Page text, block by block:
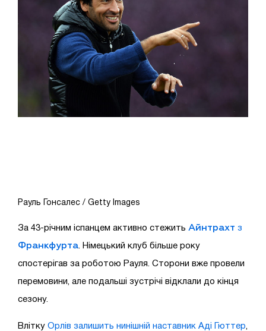
Рауль Гонсалес / Getty Images
За 43-річним іспанцем активно стежить Айнтрахт з
Франкфурта . Німецький клуб більше року
спостерігав за роботою Рауля. Сторони вже провели
перемовини, але подальші зустрічі відклали до кінця
сезону.
Влітку Орлів залишить нинішній наставник Аді Гюттер